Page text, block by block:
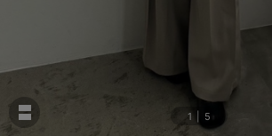
1 5